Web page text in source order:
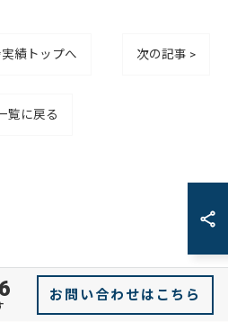
績トップへ 次の記事 >
覧に戻る
お問い合わせはこちら